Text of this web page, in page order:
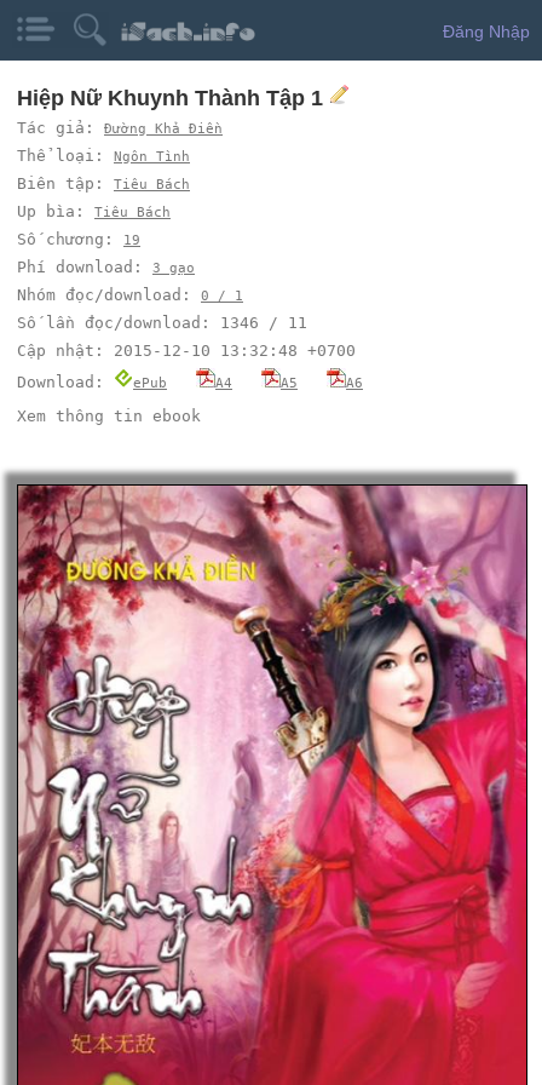
Đăng Nhập
Hiệp Nữ Khuynh Thành Tập 1
Tác giả: Đường Khả Điền
Thể loại: Ngôn Tình
Biên tập: Tiêu Bách
Up bìa: Tiêu Bách
Số chương: 19
Phí download: 3 gạo
Nhóm đọc/download: 0 / 1
Số lần đọc/download: 1346 / 11
Cập nhật: 2015-12-10 13:32:48 +0700
Download:
ePub A4 A5 A6
Xem thông tin ebook